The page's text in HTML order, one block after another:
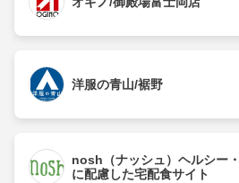
洋服の青山/裾野
nosh（ナッシュ）ヘルシー
に配慮した宅配食サイト